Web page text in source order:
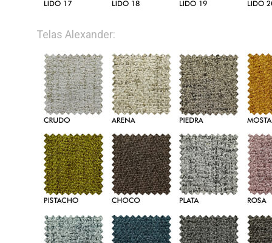
Telas Alexander: